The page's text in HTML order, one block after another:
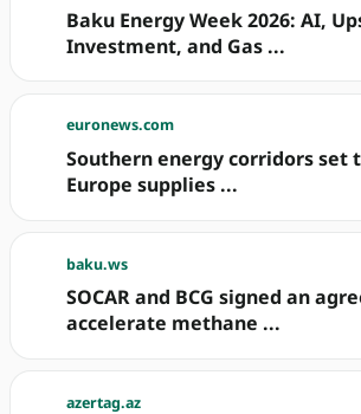
Baku Energy Week 2026: AI,
Investment, and Gas ...
euronews.com
Southern energy corridors set
Europe supplies ...
baku.ws
SOCAR and BCG signed an
accelerate methane ...
azertag.az